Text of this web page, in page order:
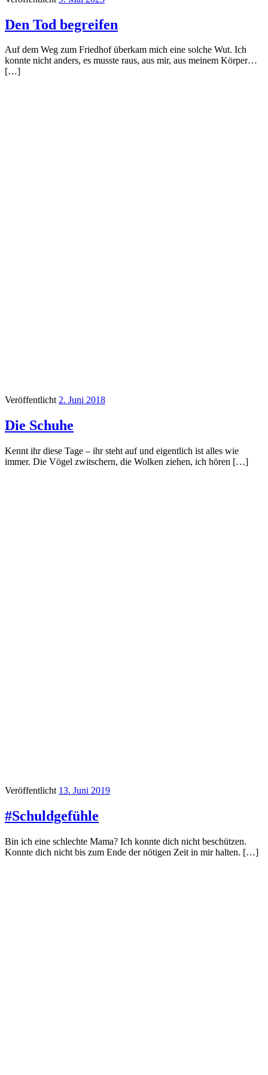
Den Tod begreifen
Auf dem Weg zum Friedhof überkam mich eine solche Wut. Ich
konnte nicht anders, es musste raus, aus mir, aus meinem Körper…
[…]
Veröffentlicht2. Juni 2018
Die Schuhe
Kennt ihr diese Tage – ihr steht auf und eigentlich ist alles wie
immer. Die Vögel zwitschern, die Wolken ziehen, ich hören […]
Veröffentlicht 13. Juni 2019
#Schuldgefühle
Bin ich eine schlechte Mama? Ich konnte dich nicht beschützen.
Konnte dich nicht bis zum Ende der nötigen Zeit in mir halten. […]